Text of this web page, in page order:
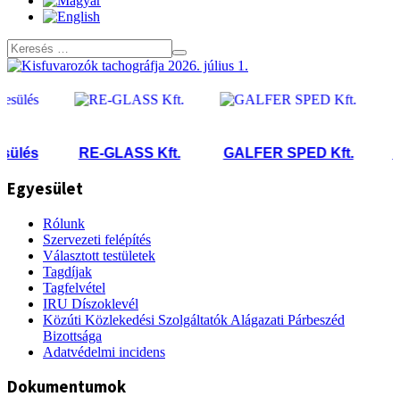
RE-GLASS Kft. GALFER SPED Kft.
Egyesület
Rólunk
Szervezeti felépítés
Választott testületek
Tagdíjak
Tagfelvétel
IRU Díszoklevél
Közúti Közlekedési Szolgáltatók Alágazati Párbeszéd
Bizottsága
Adatvédelmi incidens
Dokumentumok